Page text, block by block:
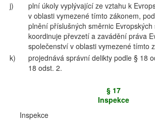
j)
plní úkoly vyplývající ze vztahu k
v oblasti vymezené tímto zákonem,
plnění příslušných směrnic
koordinuje převzetí a zavádění práva
společenství v oblasti vymezené tímto
k)
projednává správní delikty podle § 18
18 odst. 2.
§ 17
Inspekce
Inspekce